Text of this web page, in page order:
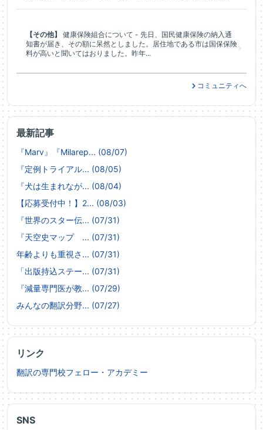
SNS
最新記事
『Marv』『Milarep... (08/07)
『定例トライアル... (08/05)
『犬は生まれなが... (08/04)
【応募受付中！】2... (08/03)
『世界のスター伝... (07/31)
『天空史マップ ... (07/31)
年齢よりも重視さ... (07/31)
「出版持込ステー... (07/31)
『減量専門医が教... (07/29)
みんなの翻訳分野... (07/27)
リンク
翻訳の専門校フェロー・アカデミー
【その他】
健康保険組合について - 先日、国民健康保険の納入通
知書が届き、その額に呆然としました。居住地である市は国保保険
料が高いと聞いてはおりました。昨年...
コミュニティへ